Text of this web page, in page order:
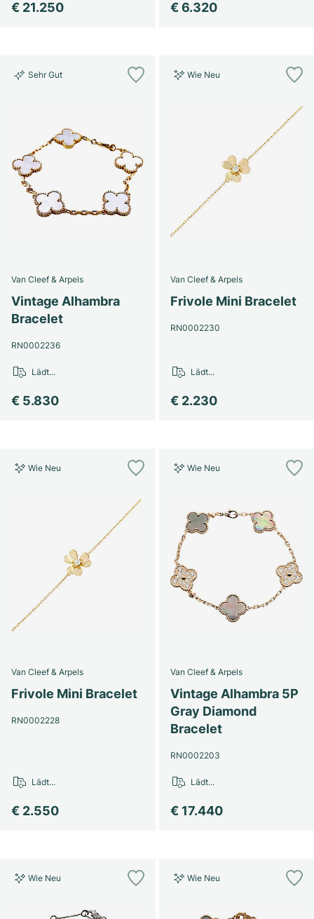
€ 21.250 € 6.320
Sehr Gut
Van Cleef & Arpels
Vintage Alhambra
Bracelet
RN0002236
€ 5.830
Lädt...
Wie Neu
Van Cleef & Arpels
Frivole Mini Bracelet
RN0002230
€ 2.230
Lädt...
Wie Neu
Van Cleef & Arpels
Frivole Mini Bracelet
RN0002228
€ 2.550
Lädt...
Wie Neu
Van Cleef & Arpels
Vintage Alhambra 5P
Gray Diamond
Bracelet
RN0002203
€ 17.440
Lädt...
Wie Neu Wie Neu